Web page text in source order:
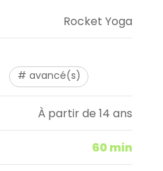
Rocket Yoga
avancé(s)
À partir de 14 ans
60 min